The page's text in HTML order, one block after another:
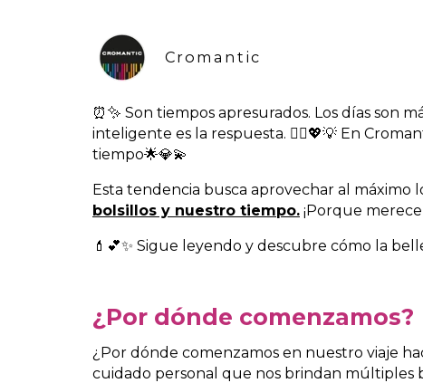
Cromantic
⏰✨ Son tiempos apresurados. Los días son
inteligente es la respuesta. 💁‍♀️💖💡 En
tiempo🌟💎💫
Esta tendencia busca aprovechar al máximo
bolsillos y nuestro tiempo. ¡Porque
💄💕✨ Sigue leyendo y descubre cómo la
¿Por dónde comenzamos?
¿Por dónde comenzamos en nuestro viaje
cuidado personal que nos brindan múltiples